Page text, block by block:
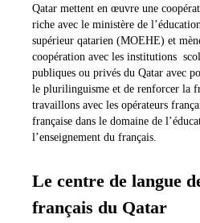
Qatar mettent en œuvre une
riche avec le ministère de
supérieur qatarien (MOEHE) et
coopération avec les institutions
publiques ou privés du Qatar avec
le plurilinguisme et de renforcer la
travaillons avec les opérateurs
française dans le domaine de
l’enseignement du français.
Le centre de langue
français du Qatar